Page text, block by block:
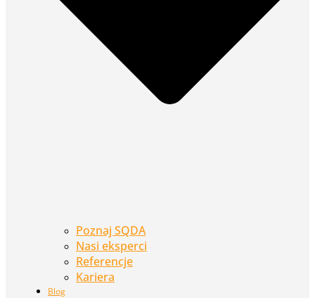
Poznaj SQDA
Nasi eksperci
Referencje
Kariera
Blog